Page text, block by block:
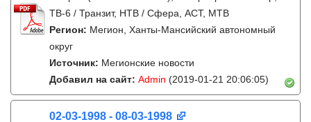
ТВ-6 / Транзит, НТВ / Сфера, АСТ, МТВ
Регион: Мегион, Ханты-Мансийский автономный
округ
Источник: Мегионские новости
Добавил на сайт: Admin (2019-01-21 20:06:05)
02-03-1998 - 08-03-1998